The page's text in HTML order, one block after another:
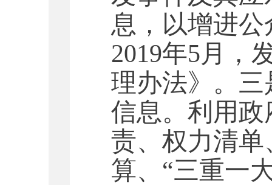
息，以增进
2019年5月，
理办法》。
信息。利用
责、权力清单
算、“三重一